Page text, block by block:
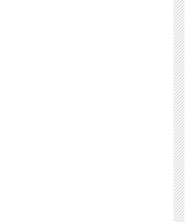
るハンドメイドショップの小
ンティーク調の木製風で、1
るような小物いれ。